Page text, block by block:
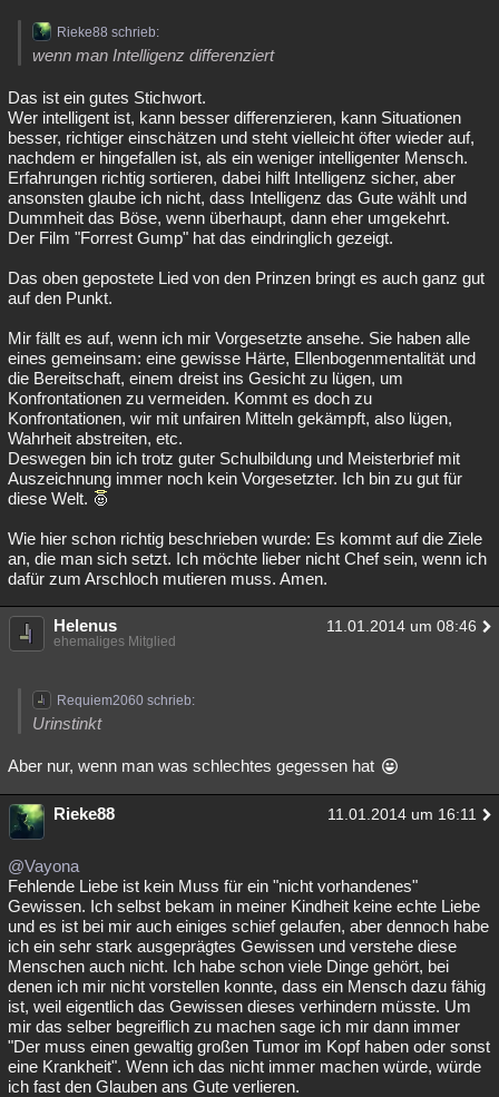
Rieke88 schrieb:
wenn man Intelligenz differenziert
Das ist ein gutes Stichwort.
Wer intelligent ist, kann besser differenzieren, kann Situationen
besser, richtiger einschätzen und steht vielleicht öfter wieder auf,
nachdem er hingefallen ist, als ein weniger intelligenter Mensch.
Erfahrungen richtig sortieren, dabei hilft Intelligenz sicher, aber
ansonsten glaube ich nicht, dass Intelligenz das Gute wählt und
Dummheit das Böse, wenn überhaupt, dann eher umgekehrt.
Der Film "Forrest Gump" hat das eindringlich gezeigt.
Das oben gepostete Lied von den Prinzen bringt es auch ganz gut
auf den Punkt.
Mir fällt es auf, wenn ich mir Vorgesetzte ansehe. Sie haben alle
eines gemeinsam: eine gewisse Härte, Ellenbogenmentalität und
die Bereitschaft, einem dreist ins Gesicht zu lügen, um
Konfrontationen zu vermeiden. Kommt es doch zu
Konfrontationen, wir mit unfairen Mitteln gekämpft, also lügen,
Wahrheit abstreiten, etc.
Deswegen bin ich trotz guter Schulbildung und Meisterbrief mit
Auszeichnung immer noch kein Vorgesetzter. Ich bin zu gut für
diese Welt.
Wie hier schon richtig beschrieben wurde: Es kommt auf die Ziele
an, die man sich setzt. Ich möchte lieber nicht Chef sein, wenn ich
dafür zum Arschloch mutieren muss. Amen.
Helenus 11.01.2014 um 08:46
ehemaliges Mitglied
Requiem2060 schrieb:
Urinstinkt
Aber nur, wenn man was schlechtes gegessen hat
Rieke88 11.01.2014 um 16:11
@Vayona
Fehlende Liebe ist kein Muss für ein "nicht vorhandenes"
Gewissen. Ich selbst bekam in meiner Kindheit keine echte Liebe
und es ist bei mir auch einiges schief gelaufen, aber dennoch habe
ich ein sehr stark ausgeprägtes Gewissen und verstehe diese
Menschen auch nicht. Ich habe schon viele Dinge gehört, bei
denen ich mir nicht vorstellen konnte, dass ein Mensch dazu fähig
ist, weil eigentlich das Gewissen dieses verhindern müsste. Um
mir das selber begreiflich zu machen sage ich mir dann immer
"Der muss einen gewaltig großen Tumor im Kopf haben oder sonst
eine Krankheit". Wenn ich das nicht immer machen würde, würde
ich fast den Glauben ans Gute verlieren.